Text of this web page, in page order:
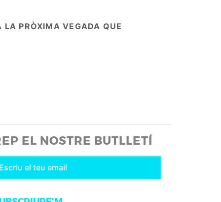
LA PRÒXIMA VEGADA QUE
EL NOSTRE BUTLLETÍ